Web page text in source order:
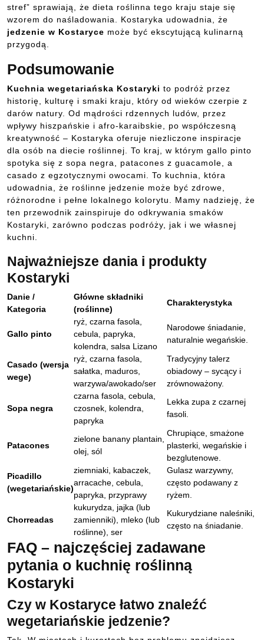
stref” sprawiają, że dieta roślinna tego kraju staje się
wzorem do naśladowania. Kostaryka udowadnia, że
jedzenie w Kostaryce może być ekscytującą kulinarną
przygodą.
Podsumowanie
Kuchnia wegetariańska Kostaryki to podróż przez
historię, kulturę i smaki kraju, który od wieków czerpie z
darów natury. Od mądrości rdzennych ludów, przez
wpływy hiszpańskie i afro-karaibskie, po współczesną
kreatywność – Kostaryka oferuje niezliczone inspiracje
dla osób na diecie roślinnej. To kraj, w którym gallo pinto
spotyka się z sopa negra, patacones z guacamole, a
casado z egzotycznymi owocami. To kuchnia, która
udowadnia, że roślinne jedzenie może być zdrowe,
różnorodne i pełne lokalnego kolorytu. Mamy nadzieję, że
ten przewodnik zainspiruje do odkrywania smaków
Kostaryki, zarówno podczas podróży, jak i we własnej
kuchni.
Najważniejsze dania i produkty
Kostaryki
Danie /
Kategoria
Główne składniki
(roślinne)
Charakterystyka
Gallo pinto
ryż, czarna fasola,
cebula, papryka,
kolendra, salsa Lizano
Narodowe śniadanie,
naturalnie wegańskie.
Casado (wersja
wege)
ryż, czarna fasola,
sałatka, maduros,
warzywa/awokado/ser
Tradycyjny talerz
obiadowy – sycący i
zrównoważony.
Sopa negra
czarna fasola, cebula,
czosnek, kolendra,
papryka
Lekka zupa z czarnej
fasoli.
Patacones
zielone banany plantain,
olej, sól
Chrupiące, smażone
plasterki, wegańskie i
bezglutenowe.
Picadillo
(wegetariańskie)
ziemniaki, kabaczek,
arracache, cebula,
papryka, przyprawy
Gulasz warzywny,
często podawany z
ryżem.
Chorreadas
kukurydza, jajka (lub
zamienniki), mleko (lub
roślinne), ser
Kukurydziane naleśniki,
często na śniadanie.
FAQ – najczęściej zadawane
pytania o kuchnię roślinną
Kostaryki
Czy w Kostaryce łatwo znaleźć
wegetariańskie jedzenie?